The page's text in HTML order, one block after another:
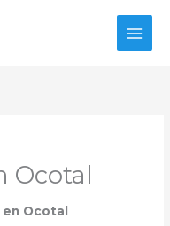
Ocotal
Ocotal